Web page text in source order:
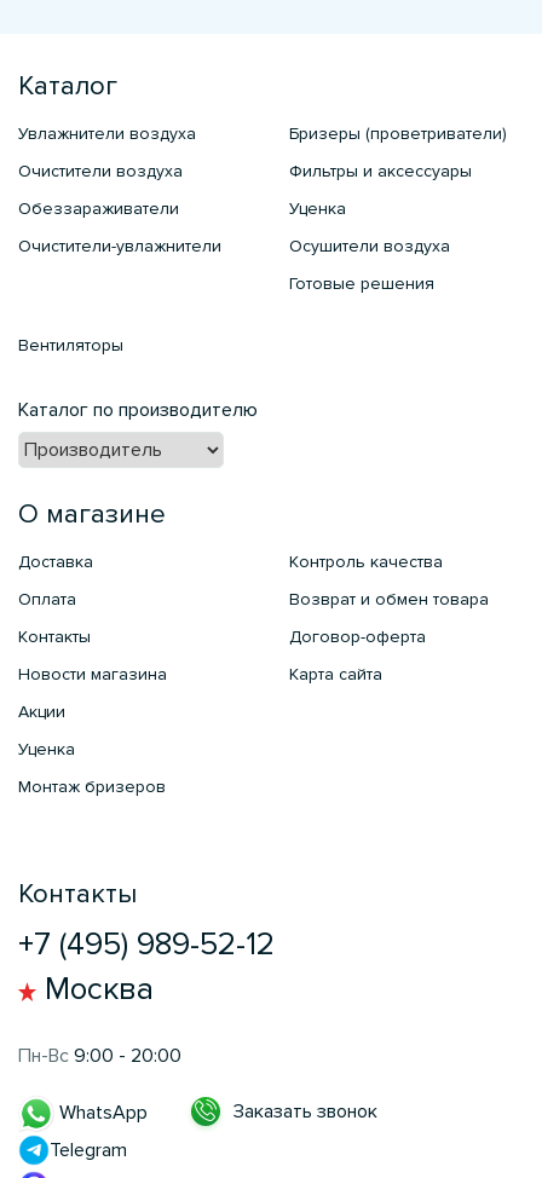
Каталог
Увлажнители воздуха
Очистители воздуха
Обеззараживатели
Очистители-увлажнители
Бризеры (проветриватели)
Фильтры и аксессуары
Уценка
Осушители воздуха
Готовые решения
Вентиляторы
Каталог по производителю
О магазине
Доставка
Оплата
Контакты
Новости магазина
Акции
Уценка
Монтаж бризеров
Контроль качества
Возврат и обмен товара
Договор-оферта
Карта сайта
Контакты
+7 (495) 989-52-12
Москва
Пн-Вс 9:00 - 20:00
WhatsApp
Telegram
Заказать звонок